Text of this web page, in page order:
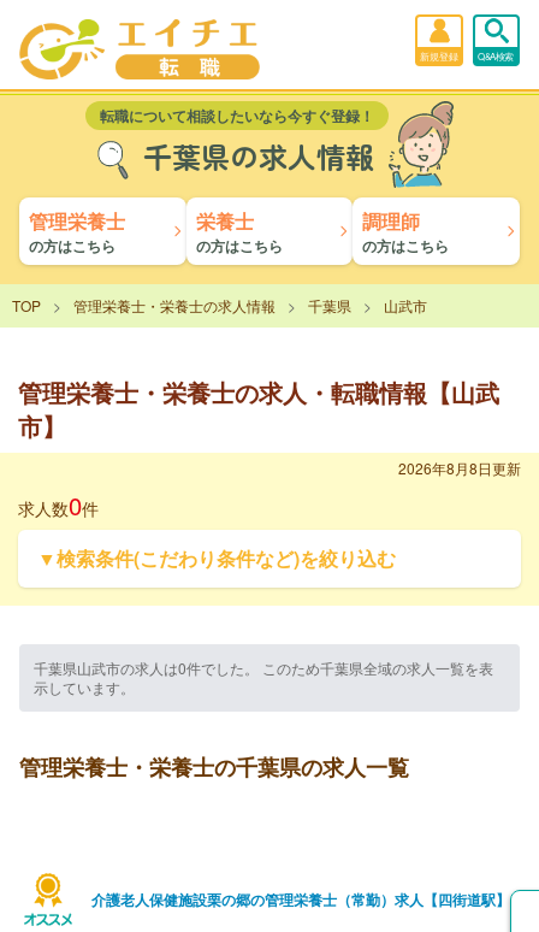
新規登録 Q&A検索
転職について相談したいなら今すぐ登録！
千葉県の求人情報
管理栄養士
の方はこちら
栄養士
の方はこちら
調理師
の方はこちら
TOP 管理栄養士・栄養士の求人情報 千葉県 山武市
管理栄養士・栄養士の求人・転職情報【山武
市】
2026年8月8日更新
求人数0件
▼検索条件(こだわり条件など)を絞り込む
千葉県山武市の求人は0件でした。 このため千葉県全域の求人一覧を表
示しています。
管理栄養士・栄養士の千葉県の求人一覧
介護老人保健施設栗の郷の管理栄養士（常勤）求人【四街道駅】